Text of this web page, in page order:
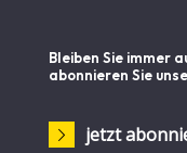
Bleiben Sie immer
abonnieren Sie
jetzt